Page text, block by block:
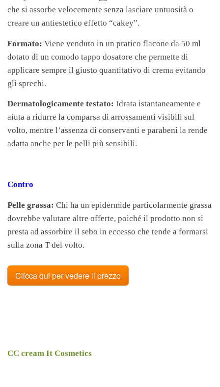
che si assorbe velocemente senza lasciare untuosità o
creare un antiestetico effetto “cakey”.
Formato: Viene venduto in un pratico flacone da 50 ml
dotato di un comodo tappo dosatore che permette di
applicare sempre il giusto quantitativo di crema evitando
gli sprechi.
Dermatologicamente testato: Idrata istantaneamente e
aiuta a ridurre la comparsa di arrossamenti visibili sul
volto, mentre l’assenza di conservanti e parabeni la rende
adatta anche per le pelli più sensibili.
Contro
Pelle grassa: Chi ha un epidermide particolarmente grassa
dovrebbe valutare altre offerte, poiché il prodotto non si
presta ad assorbire il sebo in eccesso che tende a formarsi
sulla zona T del volto.
Clicca qui per vedere il prezzo
CC cream It Cosmetics